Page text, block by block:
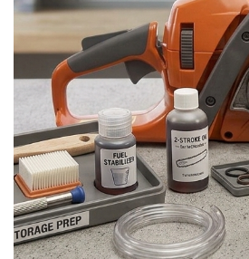
матеріали. В каталозі можна
волосінь, масло для змащування або
бензину, ланцюга і шини. Вся
наявності і відправляється поштою по
України.
У нас можна купити
запчастини для
бензоінструменту
роздріб
Інтернет-магазин «Спарт»
формати співпраці: роздрібну і